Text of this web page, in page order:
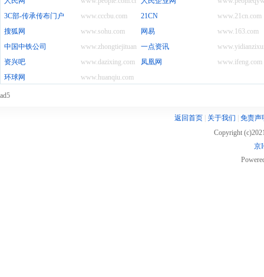
www.cccbu.com
3C部-传承传布门户 www.21cn.com
21CN
www.sohu.com
搜狐网 www.163.com
网易
www.zhongtiejituan.net
中国中铁公司
一点资讯
www.dazixing.com
资兴吧 www.ifeng.com
凤凰网
www.huanqiu.com
环球网
ad5
返回首页| 关于我们
免责声
Copyright
京